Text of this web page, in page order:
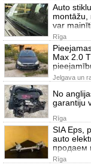
Auto
montāžu,
var
Rīga
Max 2.0
Jelgava un
No
garantiju
Rīga
SIA Eps,
auto
продаем
Rīga